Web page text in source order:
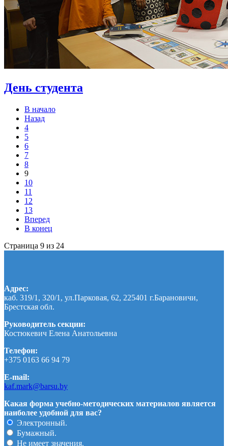
День студента
В начало
Назад
4
5
6
7
8
9
10
11
12
13
Вперед
В конец
Страница 9 из 24
Адрес:
каб. 319/1, 320/1, ул.Парковая, 62, 225401 г.Барановичи,
Брестская обл.
Руководитель секции:
Костюкевич Елена Анатольевна
Телефон:
+375 0163 66 94 79
E-mail:
kaf.mark@barsu.by
Какая форма учебно-методических материалов является
наиболее удобной для вас?
Электронный.
Бумажный.
Не имеет значения.